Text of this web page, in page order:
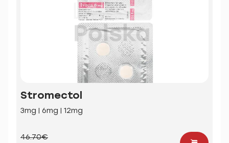
Stromectol
3mg | 6mg | 12mg
46.70€